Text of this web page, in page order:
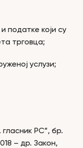
податке који су
трговца;
услузи;
РС”, бр.
– др. Закон,